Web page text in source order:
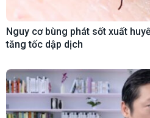
Nguy cơ bùng phát sốt xuất
tăng tốc dập dịch